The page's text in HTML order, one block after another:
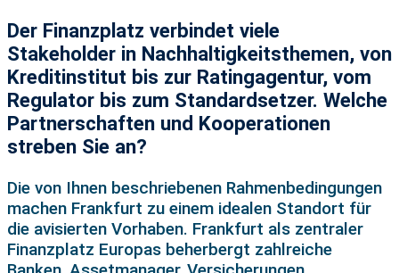
Der Finanzplatz verbindet viele
Stakeholder in Nachhaltigkeitsthemen, von
Kreditinstitut bis zur Ratingagentur, vom
Regulator bis zum Standardsetzer. Welche
Partnerschaften und Kooperationen
streben Sie an?
Die von Ihnen beschriebenen Rahmenbedingungen
machen Frankfurt zu einem idealen Standort für
die avisierten Vorhaben. Frankfurt als zentraler
Finanzplatz Europas beherbergt zahlreiche